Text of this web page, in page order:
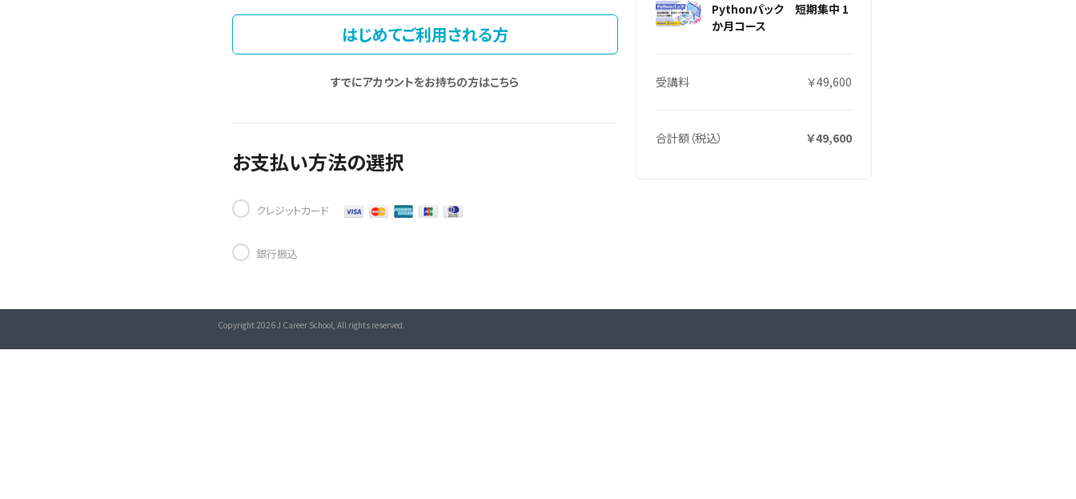
はじめてご利用される方
すでにアカウントをお持ちの方はこちら
お支払い方法の選択
クレジットカード
銀行振込
Pythonパック 短期集中 1
か月コース
受講料 ￥49,600
合計額（税込） ￥49,600
Copyright 2026 J Career School, All rights reserved.